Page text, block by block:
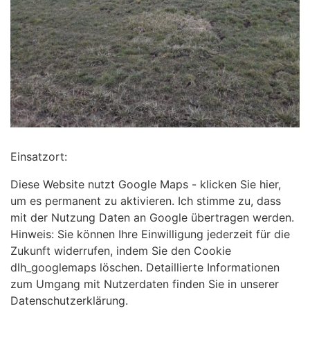
Einsatzort:
Diese Website nutzt Google Maps - klicken Sie hier,
um es permanent zu aktivieren. Ich stimme zu, dass
mit der Nutzung Daten an Google übertragen werden.
Hinweis: Sie können Ihre Einwilligung jederzeit für die
Zukunft widerrufen, indem Sie den Cookie
dlh_googlemaps löschen. Detaillierte Informationen
zum Umgang mit Nutzerdaten finden Sie in unserer
Datenschutzerklärung.